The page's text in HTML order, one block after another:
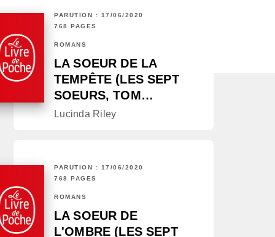
PARUTION : 17/06/2020
768 PAGES
ROMANS
LA SOEUR DE LA
TEMPÊTE (LES SEPT
SOEURS, TOM…
Lucinda Riley
PARUTION : 17/06/2020
768 PAGES
ROMANS
LA SOEUR DE
L'OMBRE (LES SEPT